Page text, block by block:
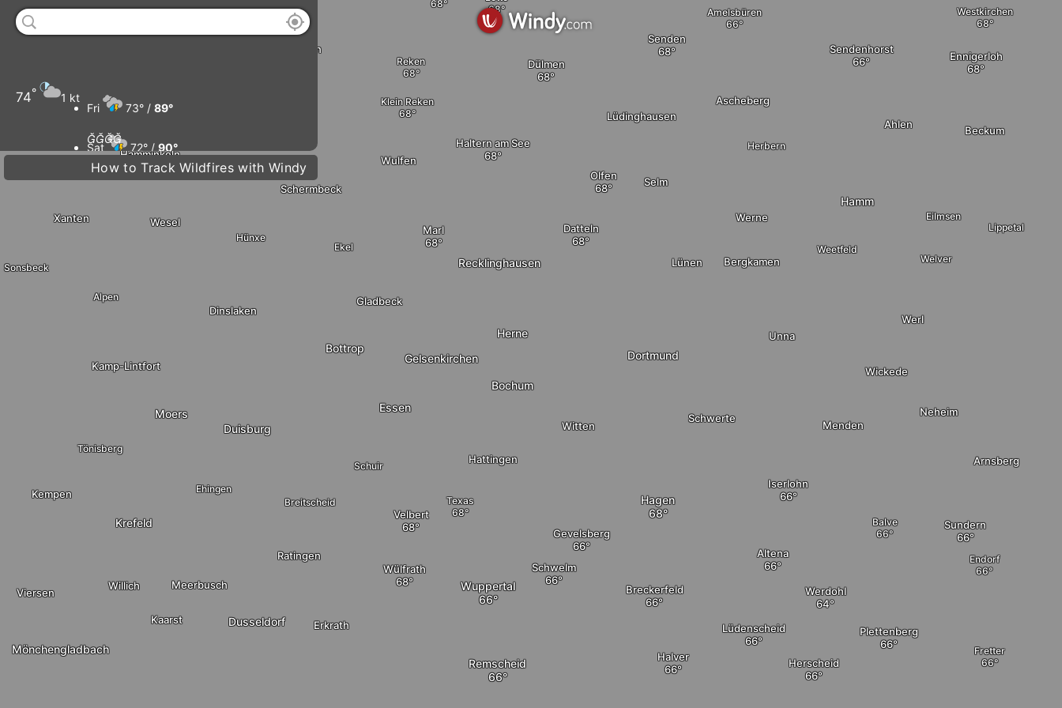
Sendenhorst
Ennigerloh
Westkirchen
Remscheid
Wuppertal
Wülfrath
Gevelsberg
Schwelm
Texas
Velbert
Plettenberg
Herscheid
Werdohl
Balve
Endorf
Sundern
Fretter
Iserlohn
Breckerfeld
Lüdenscheid
Halver
Hagen
Altena
Barlo
Marl
Dülmen
Olfen
Datteln
Haltern am See
Reken
Klein Reken
Amelsbüren
Senden
Selm
Lüdinghausen
Werne
Herbern
Ascheberg
Weetfeld
Ahlen
Hamm
Beckum
Lippetal
Eilmsen
Arnsberg
Menden
Werl
Neheim
Wickede
Welver
Unna
Dortmund
Lünen Bergkamen
Schwerte
Borken
Gladbeck
Essen
Bottrop
Duisburg
Dinslaken
Witten
Bochum
Herne
Recklinghausen
Gelsenkirchen
Hattingen
Kamp-Lintfort
Moers
Sonsbeck
Tönisberg
Alpen
Wesel
Hamminkeln
Xanten
Kempen
Kaarst
Willich
Viersen
Meerbusch
Krefeld
Mönchengladbach
Ekel
Schermbeck
Wulfen
Hünxe
Ratingen
Erkrath
Dusseldorf
Schuir
Breitscheid
Ehingen
74° 1 kt
Fri 73° / 89°
Sat 72° / 90°
Mon 76° /89°

How to Track Wildfires with Windy